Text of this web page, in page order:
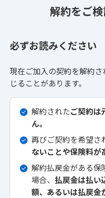
解約をご
必ずお読みください
現在ご加入の契約を解約
じることがあります。
解約されたご契約は
ん。
再びご契約を希望さ
ないことや保険料が
解約払戻金がある保
場合、 払戻金は払い
額、あるいは払戻金